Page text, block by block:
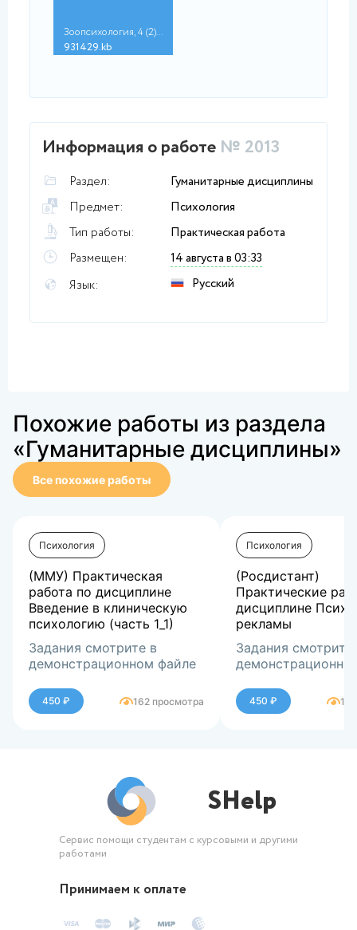
Зоопсихология, 4 (2)...
931429.kb
Информация о работе № 2013
Раздел:
Гуманитарные дисциплины
Предмет:
Психология
Тип работы:
Практическая работа
Размещен:
14 августа в 03:33
Язык:
Русский
Похожие работы из раздела
«Гуманитарные дисциплины»
Все похожие работы
Психология
(ММУ) Практическая
работа по дисциплине
Введение в клиническую
психологию (часть 1_1)
Задания смотрите в
демонстрационном файле
450 ₽ 162 просмотра
Психология
(Росдистант)
Практические
дисциплине
рекламы
Задания смотрите
450 ₽
SHelp
Сервис помощи студентам с курсовыми и другими
работами
Принимаем к оплате